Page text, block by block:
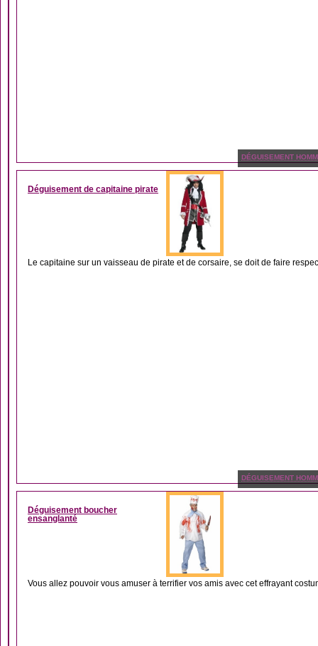
DÉGUISEMENT
Déguisement de capitaine pirate
Le capitaine sur un vaisseau de pirate et de corsaire, se doit de faire
DÉGUISEMENT
Déguisement boucher
ensanglanté
Vous allez pouvoir vous amuser à terrifier vos amis avec cet effrayant